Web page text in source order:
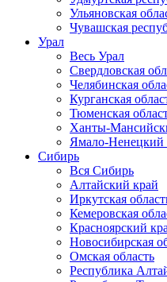
Ульяновская
Чувашская
Урал
Весь Урал
Свердловская
Челябинская
Курганская
Тюменская
Ханты-
Ямало-Ненецкий
Сибирь
Вся Сибирь
Алтайский край
Иркутская
Кемеровская
Красноярский
Новосибирская
Омская область
Республика